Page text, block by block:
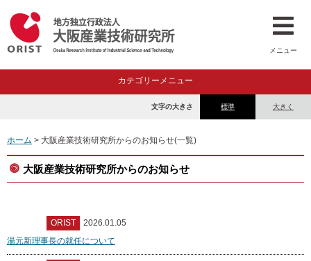
メニュー
カテゴリーメニュー
標準 大きく
文字の大きさ
ホーム > 大阪産業技術研究所からのお知らせ(一覧)
大阪産業技術研究所からのお知らせ
ORIST
2026.01.05
湯元新理事長の就任について